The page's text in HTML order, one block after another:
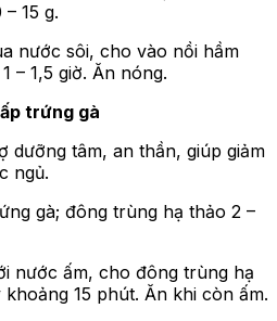
15 g.
nước sôi, cho vào nồi hầm
– 1,5 giờ. Ăn nóng.
trứng gà
dưỡng tâm, an thần, giúp giảm
ngủ.
gà; đông trùng hạ thảo 2 –
nước ấm, cho đông trùng hạ
15 phút. Ăn khi còn ấm.